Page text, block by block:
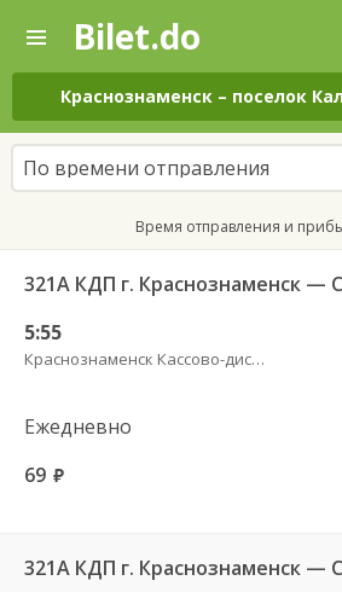
—
Поиск
и
покупка
билетов
на
автобус
онлайн
Bilet.do
Краснознаменск – поселок
По времени отправления
Время отправления и
321А КДП г. Краснознаменск —
5:55
Краснознаменск Кассово-диспетчерский пункт
Ежедневно
69 руб.
321А КДП г. Краснознаменск —